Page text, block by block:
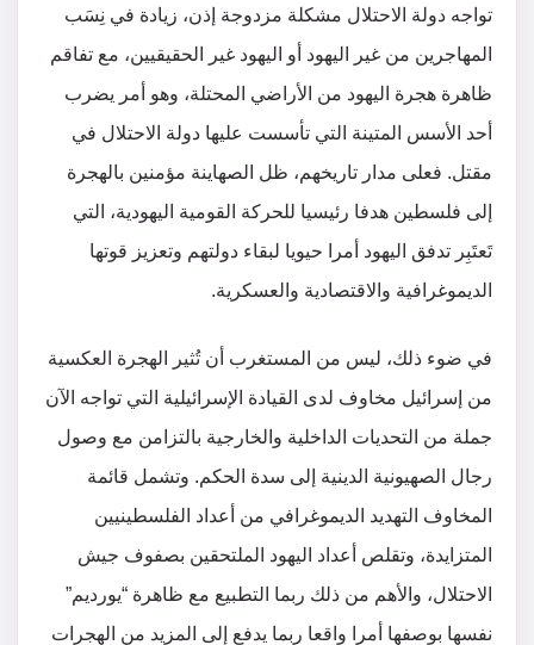
تواجه دولة الاحتلال مشكلة مزدوجة إذن، زيادة في نِسَب
المهاجرين من غير اليهود أو اليهود غير الحقيقيين، مع تفاقم
ظاهرة هجرة اليهود من الأراضي المحتلة، وهو أمر يضرب
أحد الأسس المتينة التي تأسست عليها دولة الاحتلال في
مقتل. فعلى مدار تاريخهم، ظل الصهاينة مؤمنين بالهجرة
إلى فلسطين هدفا رئيسيا للحركة القومية اليهودية، التي
تَعتَبِر تدفق اليهود أمرا حيويا لبقاء دولتهم وتعزيز قوتها
الديموغرافية والاقتصادية والعسكرية.
في ضوء ذلك، ليس من المستغرب أن تُثير الهجرة العكسية
من إسرائيل مخاوف لدى القيادة الإسرائيلية التي تواجه الآن
جملة من التحديات الداخلية والخارجية بالتزامن مع وصول
رجال الصهيونية الدينية إلى سدة الحكم. وتشمل قائمة
المخاوف التهديد الديموغرافي من أعداد الفلسطينيين
المتزايدة، وتقلص أعداد اليهود الملتحقين بصفوف جيش
الاحتلال، والأهم من ذلك ربما التطبيع مع ظاهرة “يورديم”
نفسها بوصفها أمرا واقعا ربما يدفع إلى المزيد من الهجرات